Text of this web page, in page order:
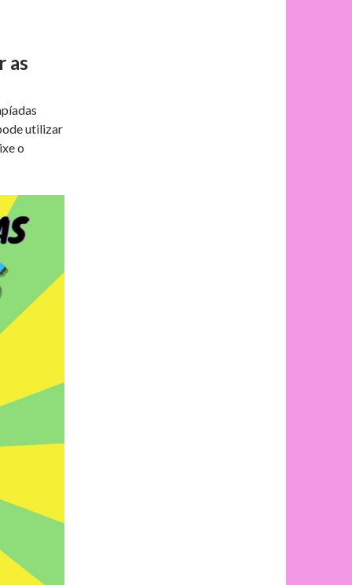
as
utilizar
o